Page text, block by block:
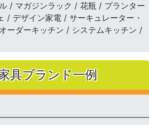
/ マガジンラック / 花瓶 / プランター
/ デザイン家電 / サーキュレーター・
ーダーキッチン / システムキッチン /
具ブランド一例